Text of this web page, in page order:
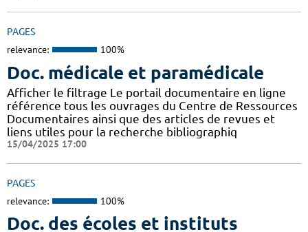
PAGES
relevance: 100%
Doc. médicale et paramédicale
Afficher le filtrage Le portail documentaire en ligne
référence tous les ouvrages du Centre de Ressources
Documentaires ainsi que des articles de revues et
liens utiles pour la recherche bibliographiq
15/04/2025 17:00
PAGES
relevance: 100%
Doc. des écoles et instituts